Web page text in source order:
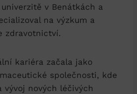
v Benátkách a
na výzkum a
zdravotnictví.
kariéra začala jako
společnosti, kde
vývoj nových léčivých